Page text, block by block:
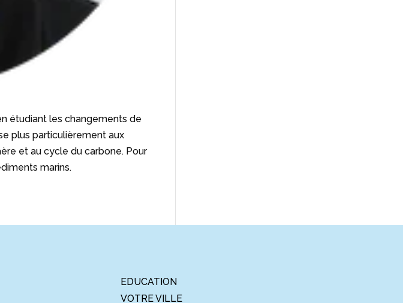
étudiant les changements de
plus particulièrement aux
et au cycle du carbone. Pour
marins.
EDUCATION
VOTRE VILLE